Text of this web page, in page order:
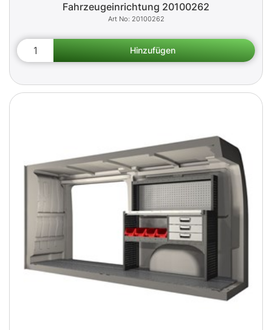
Fahrzeugeinrichtung 20100262
20100262